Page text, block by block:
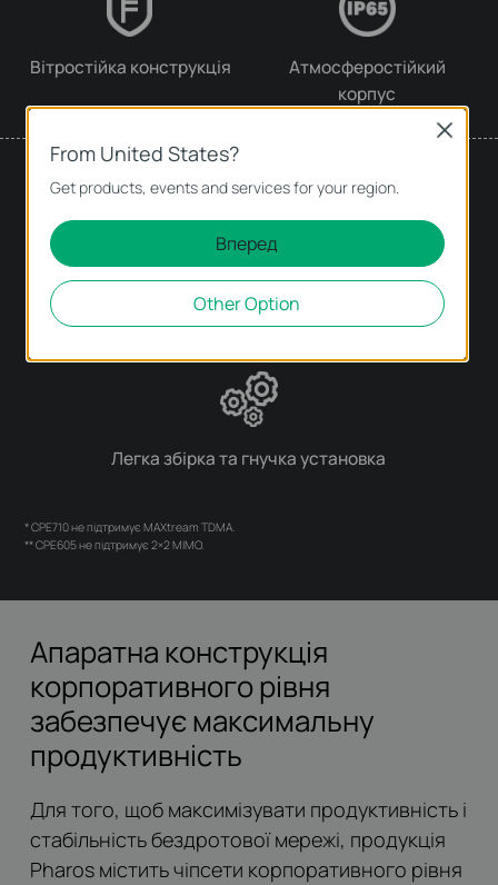
Вітростійка конструкція
Атмосферостійкий
корпус
Простота у використанні
Централізоване управління
Легка збірка та гнучка установка
* CPE710 не підтримує MAXtream TDMA.
** CPE605 не підтримує 2×2 MIMO.
Апаратна конструкція
корпоративного рівня
забезпечує максимальну
продуктивність
Для того, щоб максимізувати продуктивність і
стабільність бездротової мережі, продукція
Pharos містить чіпсети корпоративного рівня
From United States?
Get products, events and services for your region.
Вперед
Other Option
Close